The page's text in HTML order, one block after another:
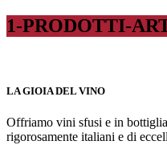
1-PRODOTTI-
LA GIOIA DEL VINO
Offriamo vini sfusi e in
rigorosamente italiani e di